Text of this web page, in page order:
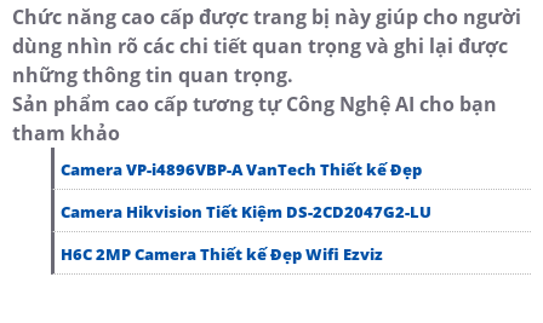
Chức năng cao cấp được trang bị này giúp cho người
dùng nhìn rõ các chi tiết quan trọng và ghi lại được
những thông tin quan trọng.
Sản phẩm cao cấp tương tự Công Nghệ AI cho bạn
tham khảo
Camera VP-i4896VBP-A VanTech Thiết kế Đẹp
Camera Hikvision Tiết Kiệm DS-2CD2047G2-LU
H6C 2MP Camera Thiết kế Đẹp Wifi Ezviz